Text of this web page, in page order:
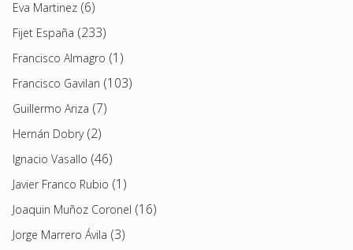
Eva Martinez (6)
Fijet España (233)
Francisco Almagro (1)
Francisco Gavilan (103)
Guillermo Ariza (7)
Hernán Dobry(2)
Ignacio Vasallo (46)
Javier Franco Rubio (1)
Joaquin Muñoz Coronel (16)
Jorge Marrero Ávila (3)